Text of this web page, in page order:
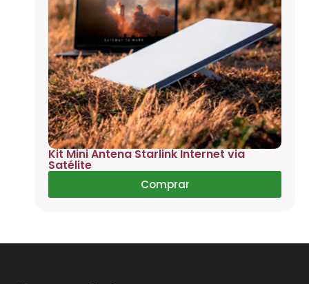
Kit Mini Antena Starlink Internet via
Satélite
Comprar